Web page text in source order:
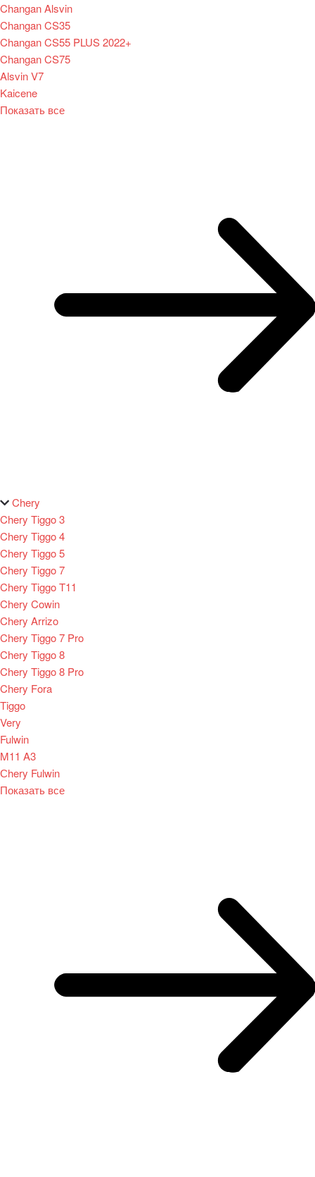
Changan Alsvin
Changan CS35
Changan CS55 PLUS 2022+
Changan CS75
Alsvin V7
Kaicene
Показать все
Chery
Chery Tiggo 3
Chery Tiggo 4
Chery Tiggo 5
Chery Tiggo 7
Chery Tiggo T11
Chery Cowin
Chery Arrizo
Chery Tiggo 7 Pro
Chery Tiggo 8
Chery Tiggo 8 Pro
Chery Fora
Tiggo
Very
Fulwin
M11 A3
Сhery Fulwin
Показать все